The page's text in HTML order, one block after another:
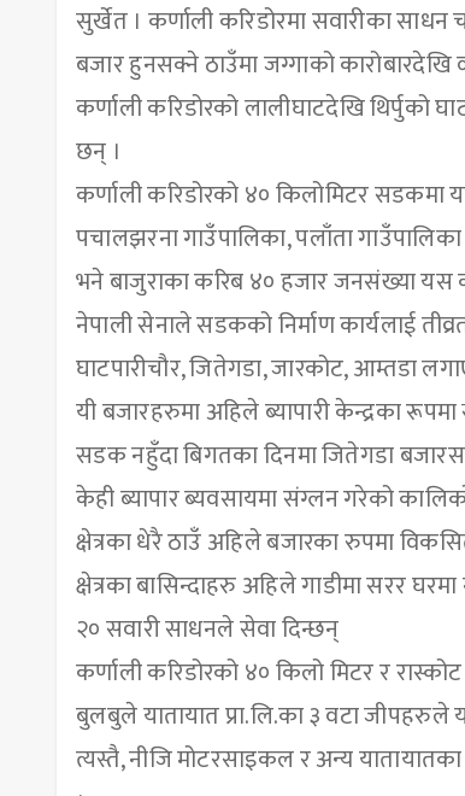
सुर्खेत । कर्णाली करिडोरमा सवारीका
बजार हुनसक्ने ठाउँमा जग्गाको
कर्णाली करिडोरको लालीघाटदेखि थिर्पुको
छन् ।
कर्णाली करिडोरको ४० किलोमिटर सडकमा
पचालझरना गाउँपालिका, पलाँता
भने बाजुराका करिब ४० हजार जनसंख्या यस
नेपाली सेनाले सडकको निर्माण कार्यलाई
घाटपारीचौर, जितेगडा, जारकोट, आम्तडा
यी बजारहरुमा अहिले ब्यापारी केन्द्रका
सडक नहुँदा बिगतका दिनमा जितेगडा
केही ब्यापार ब्यवसायमा संग्लन गरेको
क्षेत्रका धेरै ठाउँ अहिले बजारका रुपमा
क्षेत्रका बासिन्दाहरु अहिले गाडीमा सरर
२० सवारी साधनले सेवा दिन्छन्
कर्णाली करिडोरको ४० किलो मिटर र
बुलबुले यातायात प्रा.लि.का ३ वटा जीपहरुले
त्यस्तै, नीजि मोटरसाइकल र अन्य